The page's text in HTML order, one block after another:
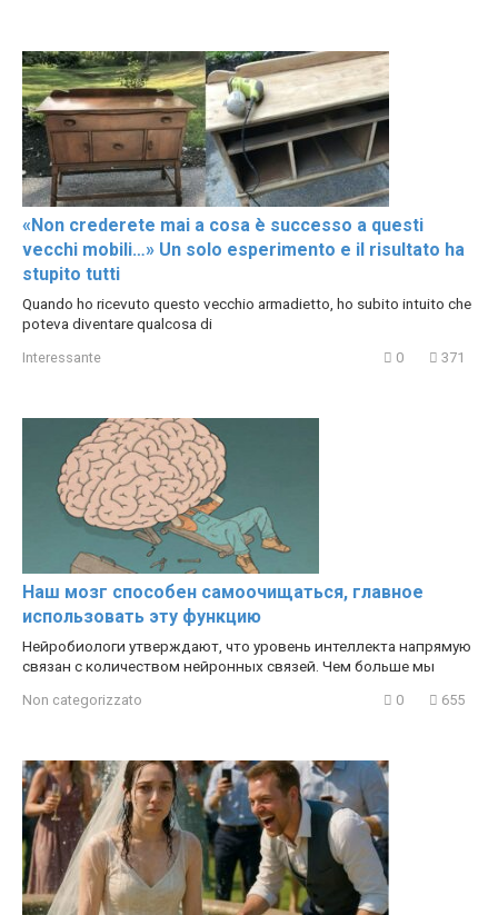
«Non crederete mai a cosa è successo a questi
vecchi mobili…» Un solo esperimento e il risultato ha
stupito tutti
Quando ho ricevuto questo vecchio armadietto, ho subito intuito che
poteva diventare qualcosa di
Interessante 0 371
Наш мозг способен самоочищаться, главное
использовать эту функцию
Нейробиологи утверждают, что уровень интеллекта напрямую
связан с количеством нейронных связей. Чем больше мы
Non categorizzato 0 655